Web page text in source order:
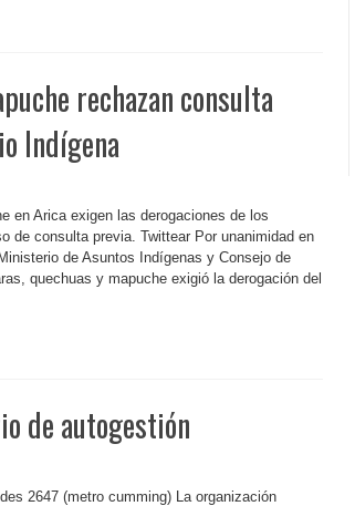
rechazan consulta
Indígena
en Arica exigen las derogaciones de los
de consulta previa. Twittear Por unanimidad en
de Asuntos Indígenas y Consejo de
quechuas y mapuche exigió la derogación del
de autogestión
2647 (metro cumming) La organización